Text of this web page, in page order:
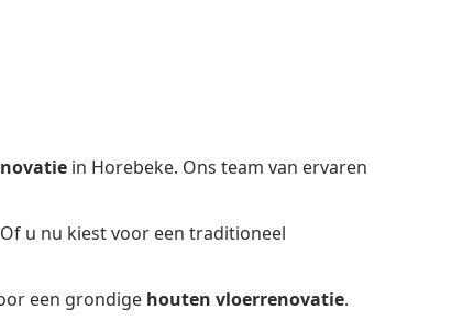
in Horebeke. Ons team van ervaren
u nu kiest voor een traditioneel
een grondige houten vloerrenovatie.